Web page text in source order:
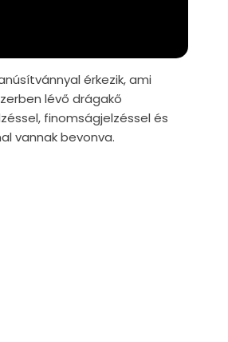
érkezik, ami
lévő drágakő
finomságjelzéssel és
vannak bevonva.